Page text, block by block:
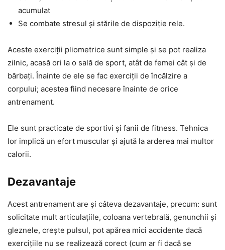
acumulat
Se combate stresul și stările de dispoziție rele.
Aceste exerciții pliometrice sunt simple și se pot realiza
zilnic, acasă ori la o sală de sport, atât de femei cât și de
bărbați. Înainte de ele se fac exerciții de încălzire a
corpului; acestea fiind necesare înainte de orice
antrenament.
Ele sunt practicate de sportivi și fanii de fitness. Tehnica
lor implică un efort muscular și ajută la arderea mai multor
calorii.
Dezavantaje
Acest antrenament are și câteva dezavantaje, precum: sunt
solicitate mult articulațiile, coloana vertebrală, genunchii și
gleznele, crește pulsul, pot apărea mici accidente dacă
exercițiile nu se realizează corect (cum ar fi dacă se